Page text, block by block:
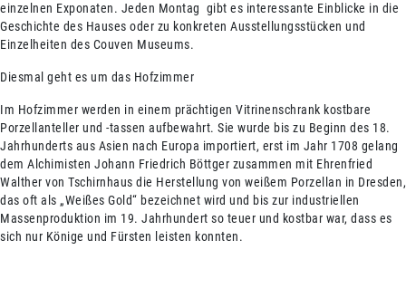
einzelnen Exponaten. Jeden Montag gibt es interessante Einblicke in die
Geschichte des Hauses oder zu konkreten Ausstellungsstücken und
Einzelheiten des Couven Museums.
Diesmal geht es um das Hofzimmer
Im Hofzimmer werden in einem prächtigen Vitrinenschrank kostbare
Porzellanteller und -tassen aufbewahrt. Sie wurde bis zu Beginn des 18.
Jahrhunderts aus Asien nach Europa importiert, erst im Jahr 1708 gelang
dem Alchimisten Johann Friedrich Böttger zusammen mit Ehrenfried
Walther von Tschirnhaus die Herstellung von weißem Porzellan in Dresden,
das oft als „Weißes Gold“ bezeichnet wird und bis zur industriellen
Massenproduktion im 19. Jahrhundert so teuer und kostbar war, dass es
sich nur Könige und Fürsten leisten konnten.